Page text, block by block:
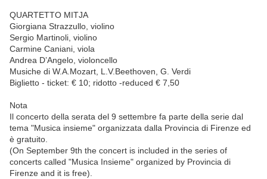
QUARTETTO MITJA
Giorgiana Strazzullo, violino
Sergio Martinoli, violino
Carmine Caniani, viola
Andrea D’Angelo, violoncello
Musiche di W.A.Mozart, L.V.Beethoven, G. Verdi
Biglietto - ticket: € 10; ridotto -reduced € 7,50
Nota
Il concerto della serata del 9 settembre fa parte della serie dal
tema "Musica insieme" organizzata dalla Provincia di Firenze ed
è gratuito.
(On September 9th the concert is included in the series of
concerts called "Musica Insieme" organized by Provincia di
Firenze and it is free).